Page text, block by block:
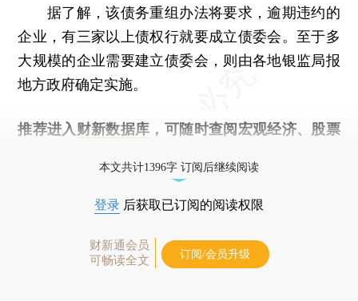
据了解，该债务重组办法将要求，逾期违约的
企业，有三家以上债权行就要成立债委会。至于多
大规模的企业需要建立债委会，则由各地银监局报
地方政府确定实施。
推荐进入 财新数据库 ，可随时查阅宏观经济、股票
本文共计1396字 订阅后继续阅读
登录 后获取已订阅的阅读权限
财新通会员
可畅读全文
订阅/会员升级